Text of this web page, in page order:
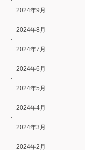
2024年9月
2024年8月
2024年7月
2024年6月
2024年5月
2024年4月
2024年3月
2024年2月